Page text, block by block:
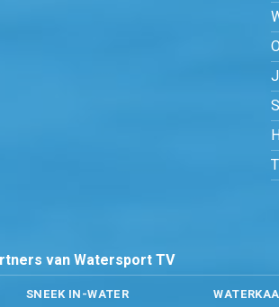
van Watersport TV
SNEEK IN-WATER